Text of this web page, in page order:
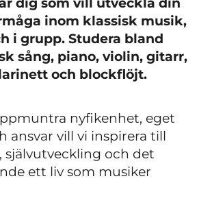
inom klassisk musik,
i grupp. Studera bland
sång, piano, violin, gitarr,
och blockflöjt.
nyfikenhet, eget
ansvar vill vi inspirera till
självutveckling och det
ett liv som musiker